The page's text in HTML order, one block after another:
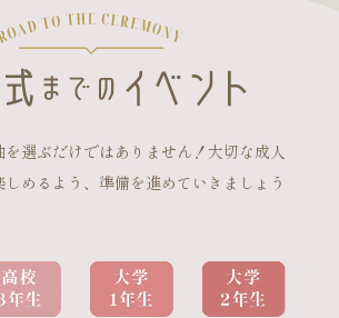
を選ぶだけではありません！大切な成人
めるよう、準備を進めていきましょう